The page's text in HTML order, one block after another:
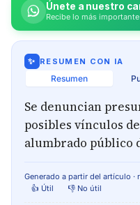
Únete a nuestro
Recibe lo más
✨ RESUMEN CON IA
Resumen
Se denuncian
posibles vínculos
alumbrado público
Generado a partir del artículo ·
👍 Útil
👎 No útil